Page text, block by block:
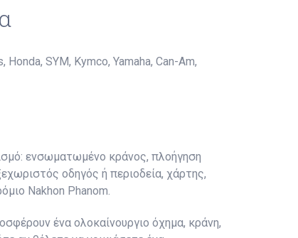
SYM, Kymco, Yamaha, Can-Am,
ενσωματωμένο κράνος, πλοήγηση
οδηγός ή περιοδεία, χάρτης,
Nakhon Phanom.
ένα ολοκαίνουργιο όχημα, κράνη,